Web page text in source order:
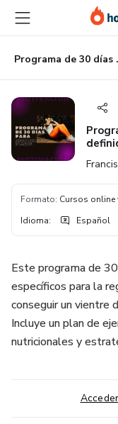
principal
página
de
página
Formato: Cursos online
Idioma: Español
Este programa de
específicos para la
conseguir un vientre
Incluye un plan de
nutricionales y